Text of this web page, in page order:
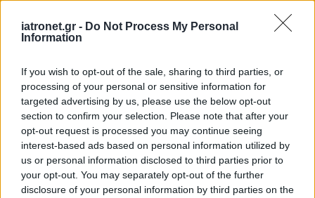
iatronet.gr - Do Not Process My Personal
Information
If you wish to opt-out of the sale, sharing to third parties, or
processing of your personal or sensitive information for
targeted advertising by us, please use the below opt-out
section to confirm your selection. Please note that after your
opt-out request is processed you may continue seeing
interest-based ads based on personal information utilized by
us or personal information disclosed to third parties prior to
your opt-out. You may separately opt-out of the further
disclosure of your personal information by third parties on the